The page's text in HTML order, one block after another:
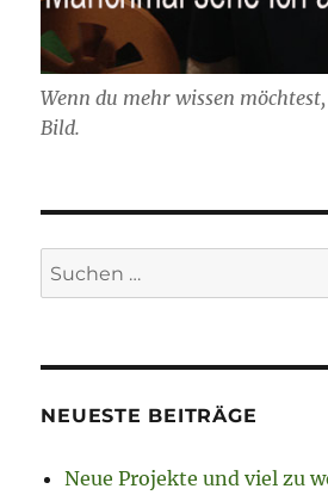
Wenn du mehr wissen
Bild.
Suchen
nach:
NEUESTE BEITRÄGE
Neue Projekte und viel zu